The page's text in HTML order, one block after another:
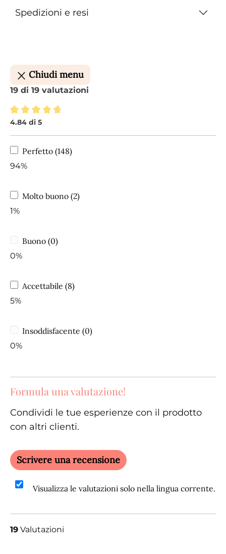
Spedizioni e resi
Chiudi menu
19 di 19 valutazioni
Valutazione media di 4.84 su 5 stelle
4.84 di 5
Perfetto (148)
94%
Molto buono (2)
1%
Buono (0)
0%
Accettabile (8)
5%
Insoddisfacente (0)
0%
Formula una valutazione!
Condividi le tue esperienze con il prodotto
con altri clienti.
Scrivere una recensione
Visualizza le valutazioni solo nella lingua corrente.
19 Valutazioni